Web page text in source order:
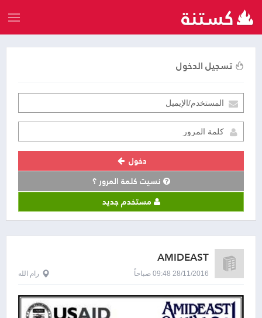
تسجيل الدخول
دخول
نسيت كلمة المرور ؟
مستخدم جديد
AMIDEAST
28/11/2016 09:48 صباحاً رام الله